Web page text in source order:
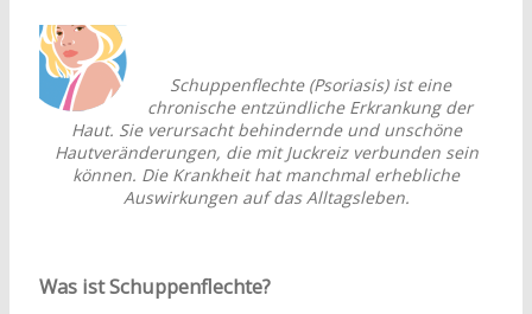
Schuppenflechte (Psoriasis) ist eine
chronische entzündliche Erkrankung der
Haut. Sie verursacht behindernde und unschöne
Hautveränderungen, die mit Juckreiz verbunden sein
können. Die Krankheit hat manchmal erhebliche
Auswirkungen auf das Alltagsleben.
Was ist Schuppenflechte?